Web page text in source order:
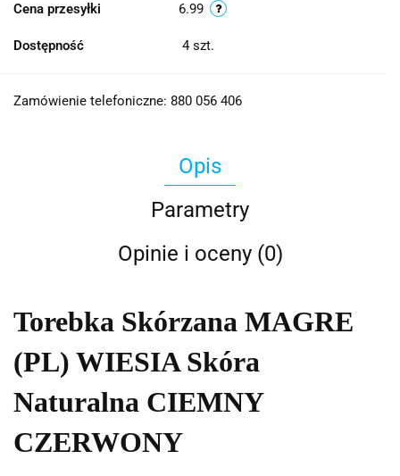
Cena przesyłki 6.99
Dostępność 4 szt.
Zamówienie telefoniczne: 880 056 406
Opis
Parametry
Opinie i oceny (0)
Torebka Skórzana MAGRE
(PL) WIESIA Skóra
Naturalna CIEMNY
CZERWONY